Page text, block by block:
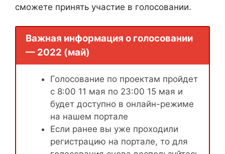
сможете принять участие в голосовании.
Важная информация о голосовании
— 2022 (май)
Голосование по проектам пройдет
с 8:00 11 мая по 23:00 15 мая и
будет доступно в онлайн-режиме
на нашем портале
Если ранее вы уже проходили
регистрацию на портале, то для